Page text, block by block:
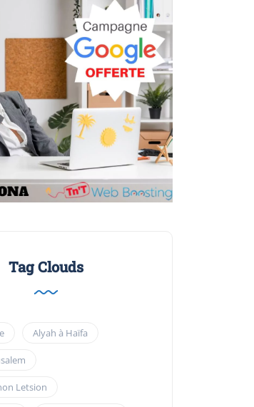
Tag Clouds
Alyah à Haïfa
Letsion